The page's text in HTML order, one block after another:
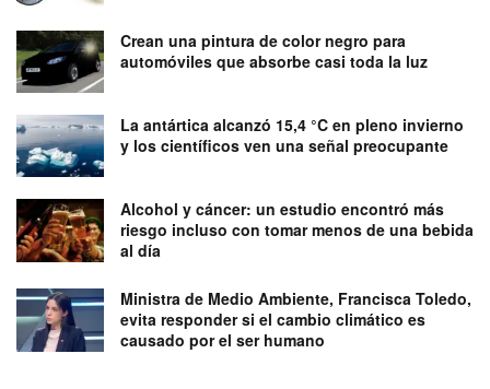
Crean una pintura de color negro para
automóviles que absorbe casi toda la luz
La antártica alcanzó 15,4 °C en pleno invierno
y los científicos ven una señal preocupante
Alcohol y cáncer: un estudio encontró más
riesgo incluso con tomar menos de una bebida
al día
Ministra de Medio Ambiente, Francisca Toledo,
evita responder si el cambio climático es
causado por el ser humano